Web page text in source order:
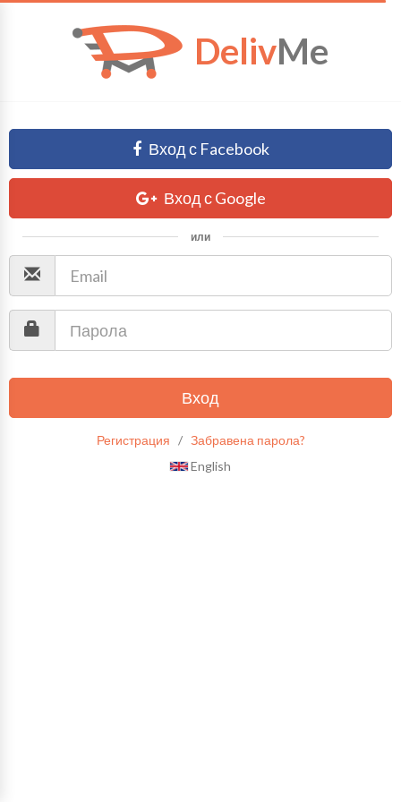
DelivMe
Вход с Facebook
Вход с Google
или
Вход
Регистрация / Забравена парола?
English